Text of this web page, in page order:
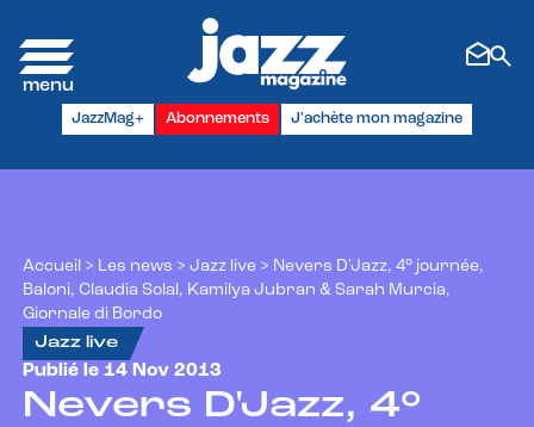
JazzMag+ Abonnements J'achète mon magazine
Accueil > Les news > Jazz live > Nevers D'Jazz, 4° journée,
Baloni, Claudia Solal, Kamilya Jubran & Sarah Murcia,
Giornale di Bordo
Jazz live
Publié le 14 Nov 2013
Nevers D'Jazz, 4°